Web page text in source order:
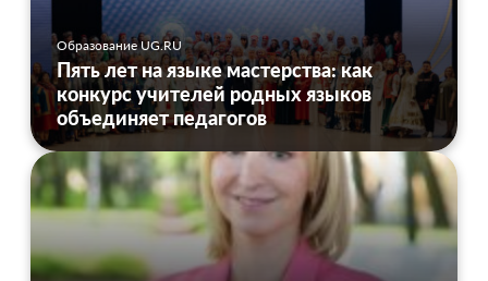
Образование UG.RU
Пять лет на языке мастерства: как
конкурс учителей родных языков
объединяет педагогов